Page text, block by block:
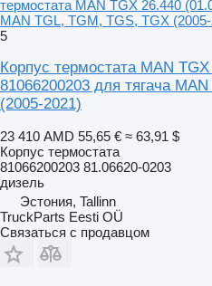
термостата MAN TGX 26.440
MAN TGL, TGM, TGS, TGX
5
Корпус термостата MAN
81066200203 для тягача
(2005-2021)
23 410 AMD 55,65 € ≈ 63,91 $
Корпус термостата
81066200203 81.06620-0203
дизель
Эстония, Tallinn
TruckParts Eesti OÜ
Связаться с продавцом